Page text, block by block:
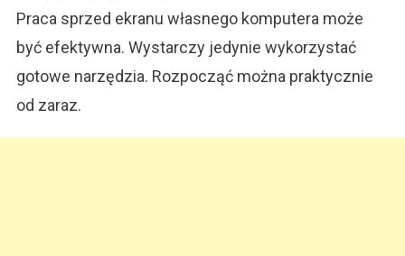
Praca sprzed ekranu własnego komputera może
być efektywna. Wystarczy jedynie wykorzystać
gotowe narzędzia. Rozpocząć można praktycznie
od zaraz.